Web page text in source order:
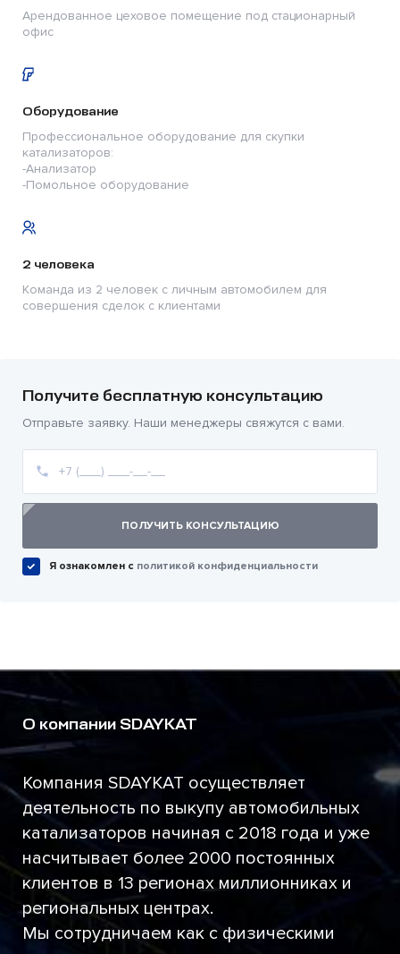
Арендованное цеховое помещение под стационарный
офис
Оборудование
Профессиональное оборудование для скупки
катализаторов:
-Анализатор
-Помольное оборудование
2 человека
Команда из 2 человек с личным автомобилем для
совершения сделок с клиентами
Получите бесплатную консультацию
Отправьте заявку. Наши менеджеры свяжутся с вами.
ПОЛУЧИТЬ КОНСУЛЬТАЦИЮ
Я ознакомлен c политикой конфиденциальности
О компании SDAYKAT
Компания SDAYKAT осуществляет
деятельность по выкупу автомобильных
катализаторов начиная с 2018 года и уже
насчитывает более 2000 постоянных
клиентов в 13 регионах миллионниках и
региональных центрах.
Мы сотрудничаем как с физическими